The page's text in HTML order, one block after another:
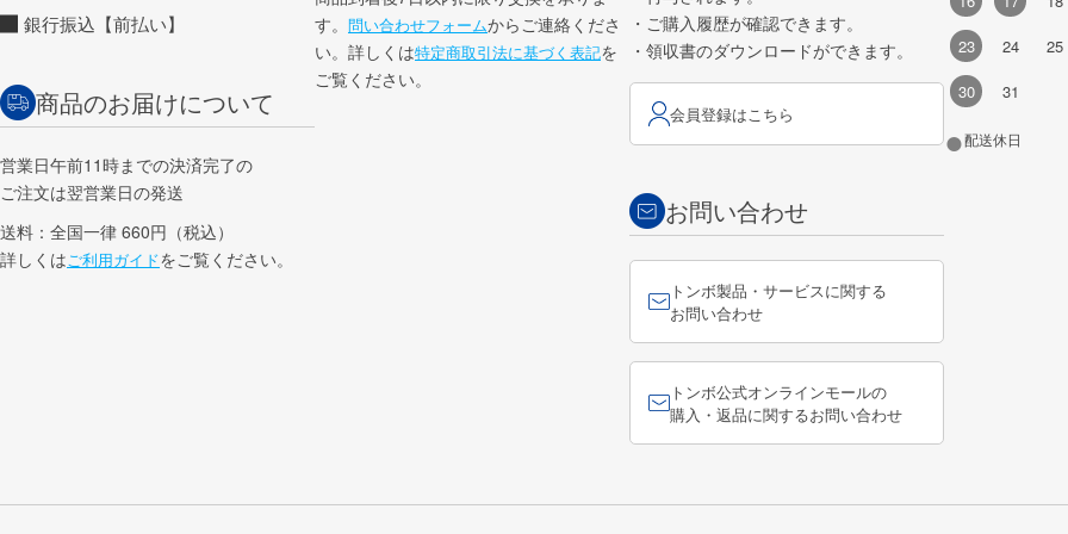
銀行振込【前払い】
商品のお届けについて
営業日午前11時までの決済完了の
ご注文は翌営業日の発送
送料：全国一律 660円（税込）
詳しくはご利用ガイドをご覧ください。
す。 問い合わせフォームからご連絡くださ
い。詳しくは特定商取引法に基づく表記を
ご覧ください。
・ご購入履歴が確認できます。
・領収書のダウンロードができます。
会員登録はこちら
お問い合わせ
トンボ製品・サービスに関する
お問い合わせ
トンボ公式オンラインモールの
購入・返品に関するお問い合わせ
23
24 25
30
31
●配送休日